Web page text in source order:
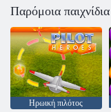
Παρόμοια
Ηρωική πιλότος